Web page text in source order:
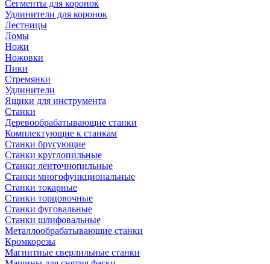
Сегменты для коронок
Удлинители для коронок
Лестницы
Ломы
Ножи
Ножовки
Пики
Стремянки
Удлинители
Ящики для инструмента
Станки
Деревообрабатывающие станки
Комплектующие к станкам
Станки брусующие
Станки круглопильные
Станки ленточнопильные
Станки многофункциональные
Станки токарные
Станки торцовочные
Станки фуговальные
Станки шлифовальные
Металлообрабатывающие станки
Кромкорезы
Магнитные сверлильные станки